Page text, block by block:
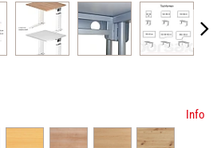
Info